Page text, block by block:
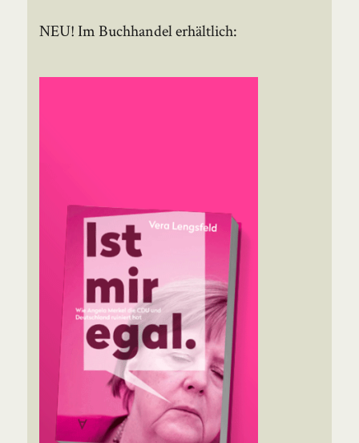
NEU! Im Buchhandel erhältlich: